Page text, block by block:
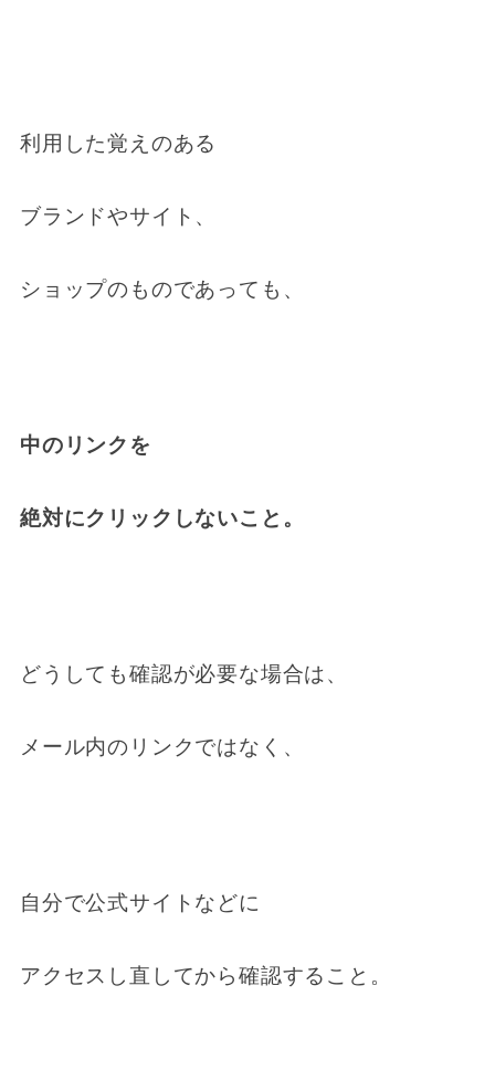
利用した覚えのある
ブランドやサイト、
ショップのものであっても、
中のリンクを
絶対にクリックしないこと。
どうしても確認が必要な場合は、
メール内のリンクではなく、
自分で公式サイトなどに
アクセスし直してから確認すること。